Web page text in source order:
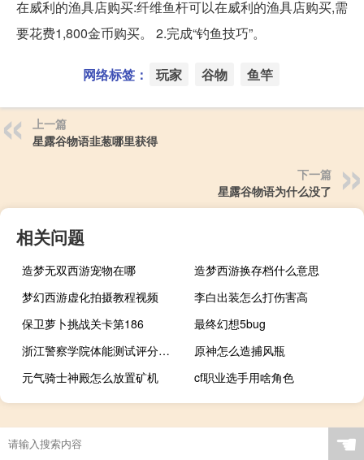
在威利的渔具店购买:纤维鱼杆可以在威利的渔具店购买,需
要花费1,800金币购买。 2.完成“钓鱼技巧”。
网络标签： 玩家 谷物 鱼竿
上一篇
星露谷物语韭葱哪里获得
下一篇
星露谷物语为什么没了
相关问题
造梦无双西游宠物在哪
造梦西游换存档什么意思
梦幻西游虚化拍摄教程视频
李白出装怎么打伤害高
保卫萝卜挑战关卡第186
最终幻想5bug
浙江警察学院体能测试评分标准
原神怎么造捕风瓶
元气骑士神殿怎么放置矿机
cf职业选手用啥角色
☚